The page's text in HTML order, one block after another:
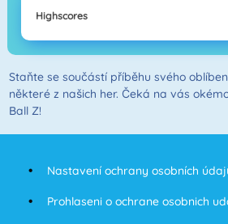
Highscores
Staňte se součástí příběhu svého
některé z našich her. Čeká na vás
Ball Z!
Nastavení ochrany osobních
Prohlaseni o ochrane osobnich